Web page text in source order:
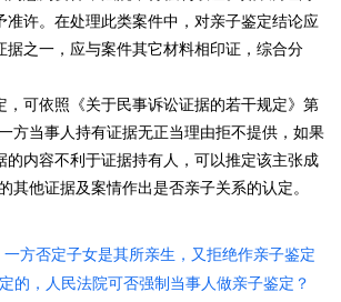
准许。在处理此类案件中，对亲子鉴定结论应
据之一，应与案件其它材料相印证，综合分
，可依照《关于民事诉讼证据的若干规定》第
方当事人持有证据无正当理由拒不提供，如果
的内容不利于证据持有人，可以推定该主张成
其他证据及案情作出是否亲子关系的认定。
方否定子女是其所亲生，又拒绝作亲子鉴定
的，人民法院可否强制当事人做亲子鉴定？